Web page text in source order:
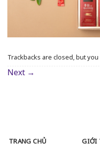
Trackbacks are closed, but you
Next →
TRANG CHỦ GIỚI